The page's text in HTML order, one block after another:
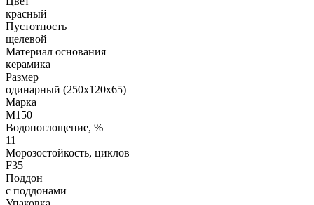
красный
Пустотность
щелевой
Материал основания
керамика
Размер
одинарный (250х120х65)
Марка
М150
Водопоглощение, %
11
Морозостойкость, циклов
F35
Поддон
с поддонами